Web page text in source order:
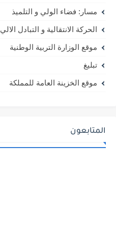
مسار: فضاء الولي و التلميذ
الحركة الانتقالية و التبادل الالي
موقع الوزارة التربية الوطنية
تبليغ
موقع الخزينة العامة للمملكة
المتابعون